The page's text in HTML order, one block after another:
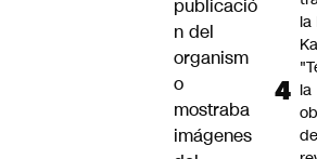
publicació
n del
organism
o
mostraba
imágenes
la
la
de